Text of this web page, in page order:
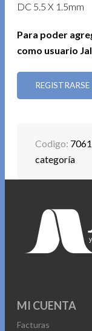
DC 5.5 X 1.5mm
Para poder
como usuario
REGISTRARSE
Codigo:
categoría
MI CUENTA
Facturas